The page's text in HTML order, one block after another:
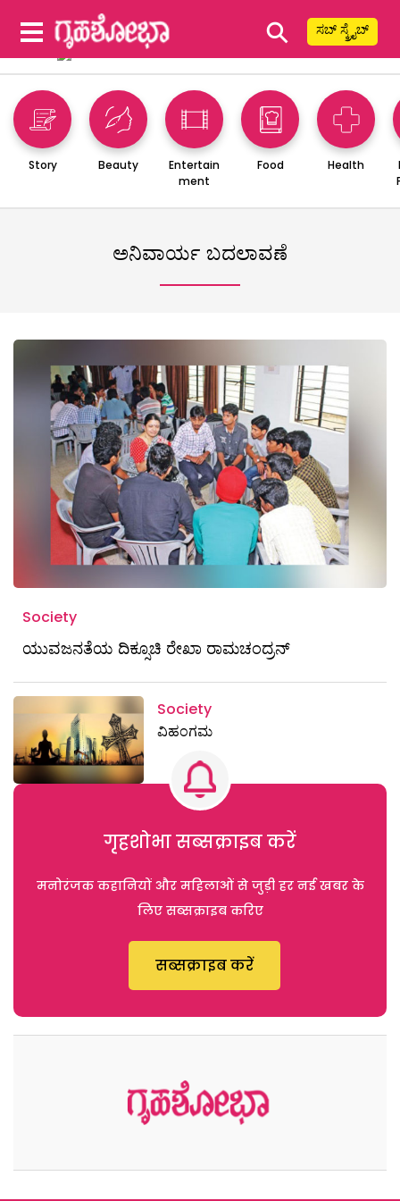
⚲ ಸಬ್ ಸ್ಕ್ರೈಬ್
Story Beauty
Entertain
ment
Food Health
ಅನಿವಾರ್ಯ ಬದಲಾವಣೆ
Society
ಯುವಜನತೆಯ ದಿಕ್ಸೂಚಿ ರೇಖಾ ರಾಮಚಂದ್ರನ್
Society
ವಿಹಂಗಮ
गृहशोभा सब्सक्राइब करें
मनोरंजक कहानियों और महिलाओं से जुड़ी हर नई खबर के
लिए सब्सक्राइब करिए
सब्सक्राइब करें